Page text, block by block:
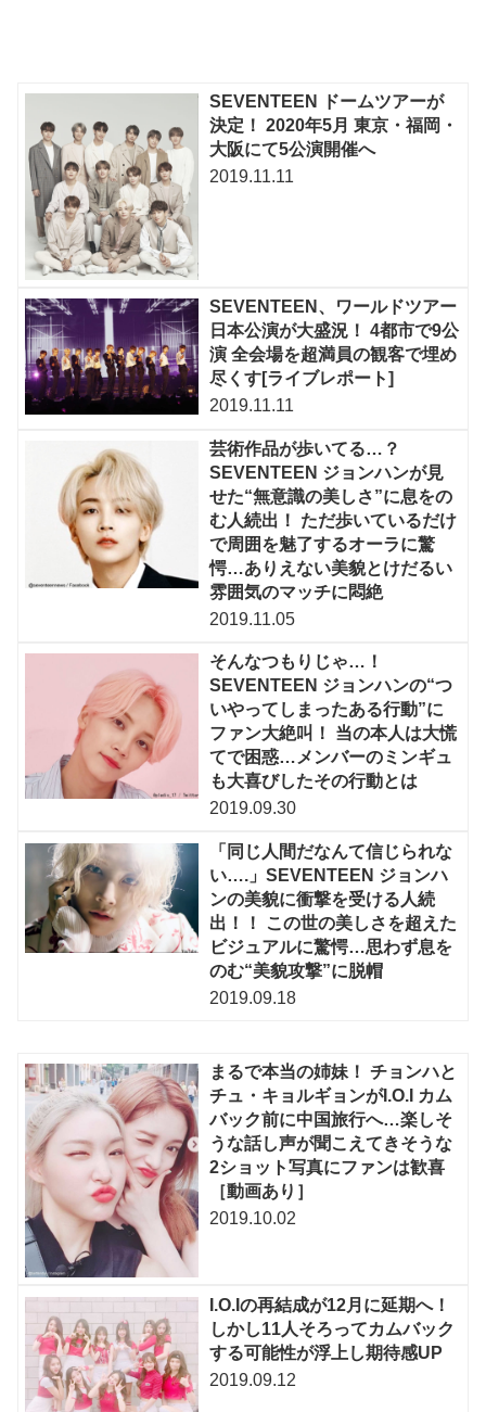
SEVENTEEN ドームツアーが
決定！ 2020年5月 東京・福岡・
大阪にて5公演開催へ
2019.11.11
SEVENTEEN、ワールドツアー
日本公演が大盛況！ 4都市で9公
演 全会場を超満員の観客で埋め
尽くす[ライブレポート]
2019.11.11
芸術作品が歩いてる…？
SEVENTEEN ジョンハンが見
せた“無意識の美しさ”に息をの
む人続出！ ただ歩いているだけ
で周囲を魅了するオーラに驚
愕…ありえない美貌とけだるい
雰囲気のマッチに悶絶
2019.11.05
そんなつもりじゃ…！
SEVENTEEN ジョンハンの“つ
いやってしまったある行動”に
ファン大絶叫！ 当の本人は大慌
てで困惑…メンバーのミンギュ
も大喜びしたその行動とは
2019.09.30
「同じ人間だなんて信じられな
い….」SEVENTEEN ジョンハ
ンの美貌に衝撃を受ける人続
出！！ この世の美しさを超えた
ビジュアルに驚愕…思わず息を
のむ“美貌攻撃”に脱帽
2019.09.18
まるで本当の姉妹！ チョンハと
チュ・キョルギョンがI.O.I カム
バック前に中国旅行へ…楽しそ
うな話し声が聞こえてきそうな
2ショット写真にファンは歓喜
［動画あり］
2019.10.02
I.O.Iの再結成が12月に延期へ！
しかし11人そろってカムバック
する可能性が浮上し期待感UP
2019.09.12